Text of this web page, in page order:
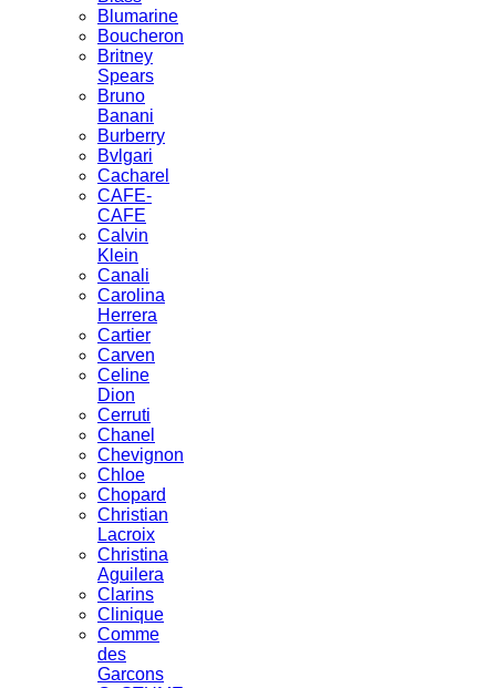
Blumarine
Boucheron
Britney
Spears
Bruno
Banani
Burberry
Bvlgari
Cacharel
CAFE-
CAFЕ
Calvin
Klein
Canali
Carolina
Herrera
Cartier
Carven
Celine
Dion
Cerruti
Chanel
Chevignon
Chloe
Chopard
Christian
Lacroix
Christina
Aguilera
Clarins
Clinique
Comme
des
Garcons